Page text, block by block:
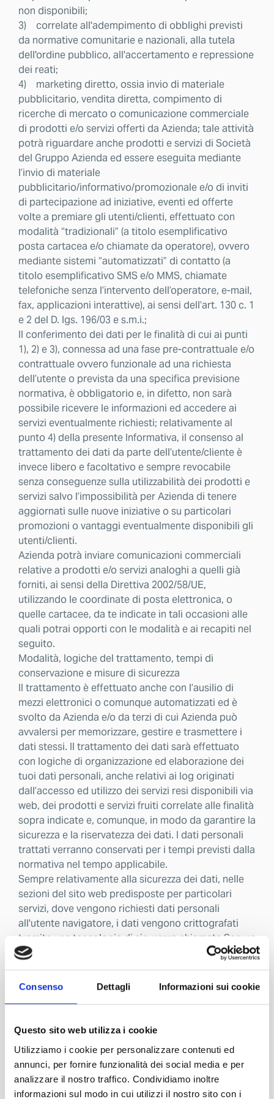
Consenso Dettagli Informazioni sui cookie
Questo sito web utilizza i cookie
Utilizziamo i cookie per personalizzare contenuti ed
annunci, per fornire funzionalità dei social media e per
analizzare il nostro traffico. Condividiamo inoltre
informazioni sul modo in cui utilizzi il nostro sito con i
non disponibili;
3) correlate all'adempimento di obblighi previsti
da normative comunitarie e nazionali, alla tutela
dell'ordine pubblico, all'accertamento e repressione
dei reati;
4) marketing diretto, ossia invio di materiale
pubblicitario, vendita diretta, compimento di
ricerche di mercato o comunicazione commerciale
di prodotti e/o servizi offerti da Azienda; tale attività
potrà riguardare anche prodotti e servizi di Società
del Gruppo Azienda ed essere eseguita mediante
l’invio di materiale
pubblicitario/informativo/promozionale e/o di inviti
di partecipazione ad iniziative, eventi ed offerte
volte a premiare gli utenti/clienti, effettuato con
modalità “tradizionali” (a titolo esemplificativo
posta cartacea e/o chiamate da operatore), ovvero
mediante sistemi “automatizzati” di contatto (a
titolo esemplificativo SMS e/o MMS, chiamate
telefoniche senza l’intervento dell’operatore, e-mail,
fax, applicazioni interattive), ai sensi dell’art. 130 c. 1
e 2 del D. lgs. 196/03 e s.m.i.;
Il conferimento dei dati per le finalità di cui ai punti
1), 2) e 3), connessa ad una fase pre-contrattuale e/o
contrattuale ovvero funzionale ad una richiesta
dell’utente o prevista da una specifica previsione
normativa, è obbligatorio e, in difetto, non sarà
possibile ricevere le informazioni ed accedere ai
servizi eventualmente richiesti; relativamente al
punto 4) della presente Informativa, il consenso al
trattamento dei dati da parte dell’utente/cliente è
invece libero e facoltativo e sempre revocabile
senza conseguenze sulla utilizzabilità dei prodotti e
servizi salvo l’impossibilità per Azienda di tenere
aggiornati sulle nuove iniziative o su particolari
promozioni o vantaggi eventualmente disponibili gli
utenti/clienti.
Azienda potrà inviare comunicazioni commerciali
relative a prodotti e/o servizi analoghi a quelli già
forniti, ai sensi della Direttiva 2002/58/UE,
utilizzando le coordinate di posta elettronica, o
quelle cartacee, da te indicate in tali occasioni alle
quali potrai opporti con le modalità e ai recapiti nel
seguito.
Modalità, logiche del trattamento, tempi di
conservazione e misure di sicurezza
Il trattamento è effettuato anche con l’ausilio di
mezzi elettronici o comunque automatizzati ed è
svolto da Azienda e/o da terzi di cui Azienda può
avvalersi per memorizzare, gestire e trasmettere i
dati stessi. Il trattamento dei dati sarà effettuato
con logiche di organizzazione ed elaborazione dei
tuoi dati personali, anche relativi ai log originati
dall’accesso ed utilizzo dei servizi resi disponibili via
web, dei prodotti e servizi fruiti correlate alle finalità
sopra indicate e, comunque, in modo da garantire la
sicurezza e la riservatezza dei dati. I dati personali
trattati verranno conservati per i tempi previsti dalla
normativa nel tempo applicabile.
Sempre relativamente alla sicurezza dei dati, nelle
sezioni del sito web predisposte per particolari
servizi, dove vengono richiesti dati personali
all'utente navigatore, i dati vengono crittografati
tramite una tecnologia di sicurezza chiamata Secure
Sockets Layer, abbreviata in SSL. La tecnologia SSL
codifica le informazioni prima che queste vengano
scambiate via Internet tra l'elaboratore dell'utente
questo modo la riservatezza delle informazioni
utilizzando strumenti di pagamento elettronici sono
realizzate utilizzando direttamente la piattaforma
del Fornitore dei servizi di pagamento (PSP) e